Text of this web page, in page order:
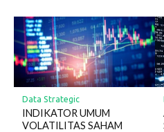
Data Strategic
INDIKATOR UMUM
VOLATILITAS SAHAM